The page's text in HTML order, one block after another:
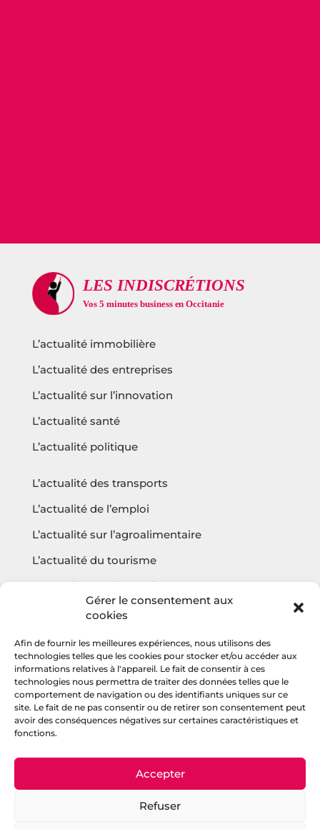
Gérer le consentement aux
cookies
Afin de fournir les meilleures expériences, nous utilisons des
technologies telles que les cookies pour stocker et/ou accéder aux
informations relatives à l'appareil. Le fait de consentir à ces
technologies nous permettra de traiter des données telles que le
comportement de navigation ou des identifiants uniques sur ce
site. Le fait de ne pas consentir ou de retirer son consentement peut
avoir des conséquences négatives sur certaines caractéristiques et
fonctions.
Accepter
Refuser
L’actualité immobilière
L’actualité des entreprises
L’actualité sur l’innovation
L’actualité santé
L’actualité politique
L’actualité des transports
L’actualité de l’emploi
L’actualité sur l’agroalimentaire
L’actualité du tourisme
L’actualité sur l’écologie
Questions fréquentes
Contact
Agencehv
Rejoignez la communauté
Politique de confidentialité